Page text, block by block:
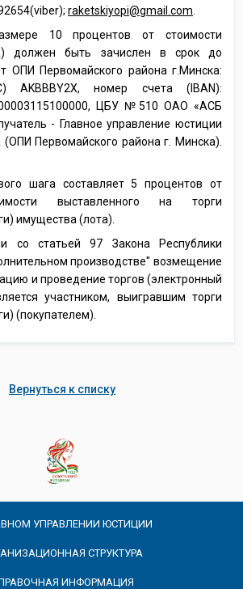
raketskiyopi@gmail.com
10 процентов от стоимости
должен быть зачислен в срок до
ОПИ Первомайского района г.Минска:
AKBBBY2X, номер счета (IBAN):
ЦБУ №510 ОАО «АСБ
- Главное управление юстиции
Первомайского района г. Минска).
шага составляет 5 процентов от
выставленного на торги
имущества (лота).
со статьей 97 Закона Республики
производстве" возмещение
и проведение торгов (электронный
участником, выигравшим торги
(покупателем).
Вернуться к списку
УПРАВЛЕНИИ ЮСТИЦИИ
СТРУКТУРА
ИНФОРМАЦИЯ